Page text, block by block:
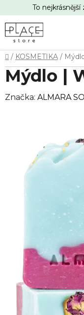
na
obsah
To
Domů
/ KOSMETIKA /
Mýdlo |
Značka: ALMARA